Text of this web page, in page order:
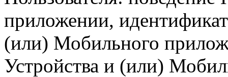
приложении,
(или) Мобильного
Устройства и (или)